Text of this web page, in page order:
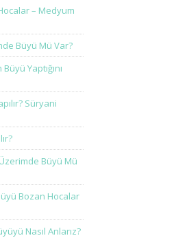
– Medyum
Büyü Mü Var?
Yaptığını
Süryani
Üzerimde Büyü Mü
Bozan Hocalar
Nasıl Anlarız?